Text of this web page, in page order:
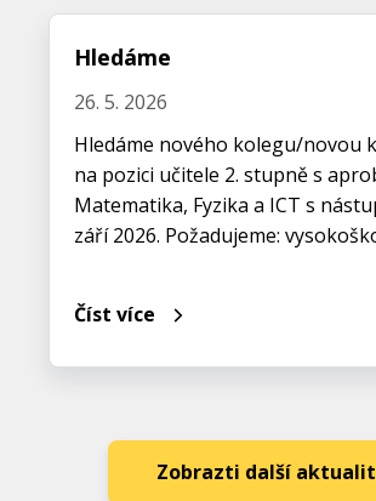
Hledáme
26. 5. 2026
Hledáme nového kolegu/novou
na pozici učitele 2. stupně s
Matematika, Fyzika a ICT s
září 2026. Požadujeme:
Číst více
Zobrazti další